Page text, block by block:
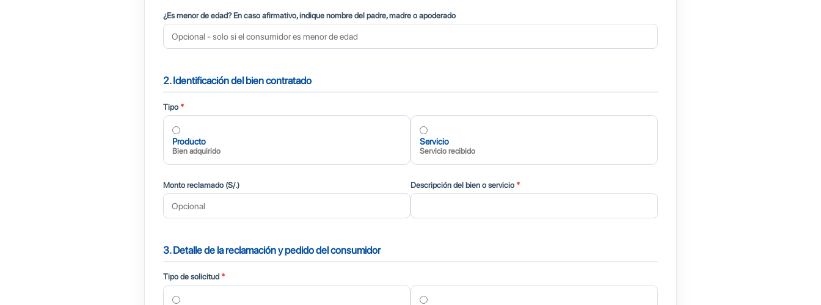
¿Es menor de edad? En caso afirmativo, indique nombre del padre, madre o apoderado
2. Identificación del bien contratado
Tipo *
Producto
Bien adquirido
Servicio
Servicio recibido
Monto reclamado (S/.) Descripción del bien o servicio *
3. Detalle de la reclamación y pedido del consumidor
Tipo de solicitud *